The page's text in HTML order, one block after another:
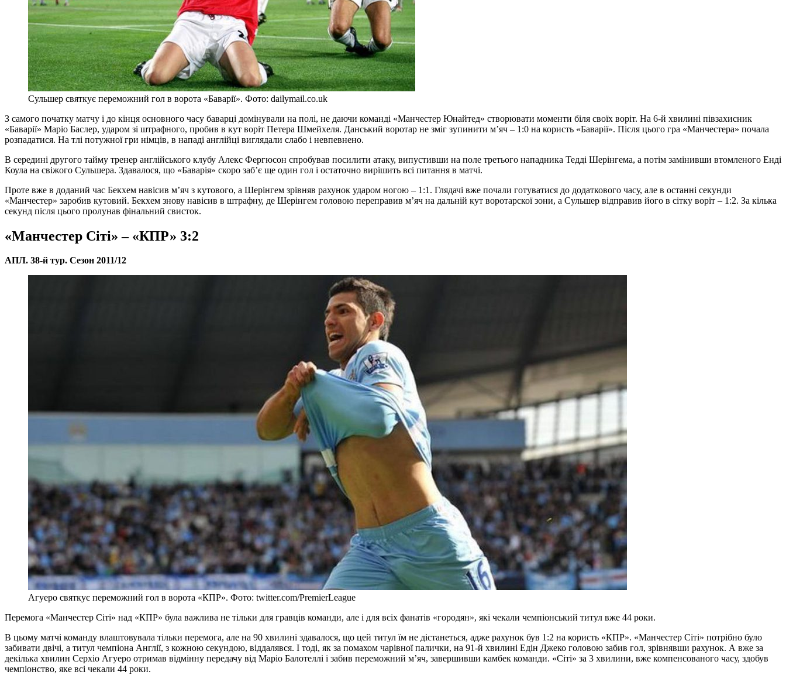
Сульшер святкує переможний гол в ворота «Баварії». Фото: dailymail.co.uk
З самого початку матчу і до кінця основного часу баварці домінували на полі, не даючи команді «Манчестер Юнайтед» створювати моменти біля своїх воріт. На 6-й хвилині півзахисник
«Баварії» Маріо Баслер, ударом зі штрафного, пробив в кут воріт Петера Шмейхеля. Данський воротар не зміг зупинити м’яч – 1:0 на користь «Баварії». Після цього гра «Манчестера» почала
розпадатися. На тлі потужної гри німців, в нападі англійці виглядали слабо і невпевнено.
В середині другого тайму тренер англійського клубу Алекс Фергюсон спробував посилити атаку, випустивши на поле третього нападника Тедді Шерінгема, а потім замінивши втомленого Енді
Коула на свіжого Сульшера. Здавалося, що «Баварія» скоро заб’є ще один гол і остаточно вирішить всі питання в матчі.
Проте вже в доданий час Бекхем навісив м’яч з кутового, а Шерінгем зрівняв рахунок ударом ногою – 1:1. Глядачі вже почали готуватися до додаткового часу, але в останні секунди
«Манчестер» заробив кутовий. Бекхем знову навісив в штрафну, де Шерінгем головою переправив м’яч на дальній кут воротарскої зони, а Сульшер відправив його в сітку воріт – 1:2. За кілька
секунд після цього пролунав фінальний свисток.
«Манчестер Сіті» – «КПР» 3:2
АПЛ. 38-й тур. Сезон 2011/12
Агуеро святкує переможний гол в ворота «КПР». Фото: twitter.com/PremierLeague
Перемога «Манчестер Сіті» над «КПР» була важлива не тільки для гравців команди, але і для всіх фанатів «городян», які чекали чемпіонський титул вже 44 роки.
В цьому матчі команду влаштовувала тільки перемога, але на 90 хвилині здавалося, що цей титул їм не дістанеться, адже рахунок був 1:2 на користь «КПР». «Манчестер Сіті» потрібно було
забивати двічі, а титул чемпіона Англії, з кожною секундою, віддалявся. І тоді, як за помахом чарівної палички, на 91-й хвилині Едін Джеко головою забив гол, зрівнявши рахунок. А вже за
декілька хвилин Серхіо Агуеро отримав відмінну передачу від Маріо Балотеллі і забив переможний м’яч, завершивши камбек команди. «Сіті» за 3 хвилини, вже компенсованого часу, здобув
чемпіонство, яке всі чекали 44 роки.